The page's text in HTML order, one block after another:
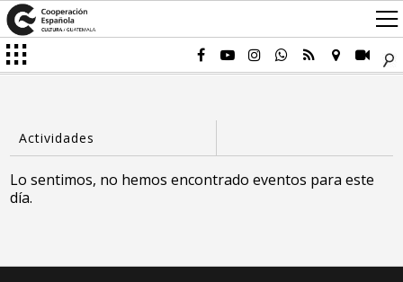
Lo sentimos, no hemos encontrado eventos para este
día.